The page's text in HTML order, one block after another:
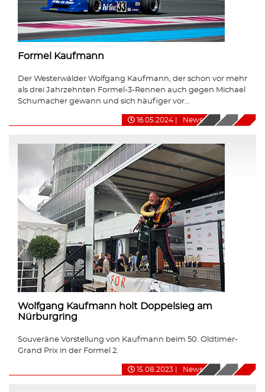
Formel Kaufmann
Der Westerwälder Wolfgang Kaufmann, der schon vor mehr
als drei Jahrzehnten Formel-3-Rennen auch gegen Michael
Schumacher gewann und sich häufiger vor...
16.05.2024 News
Wolfgang Kaufmann holt Doppelsieg am
Nürburgring
Souveräne Vorstellung von Kaufmann beim 50. Oldtimer-
Grand Prix in der Formel 2.
15.08.2023 News